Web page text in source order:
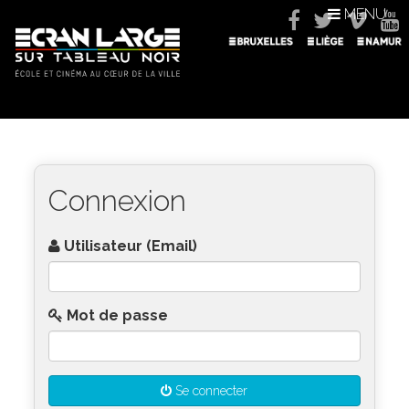
MENU
Connexion
Utilisateur (Email)
Mot de passe
Se connecter